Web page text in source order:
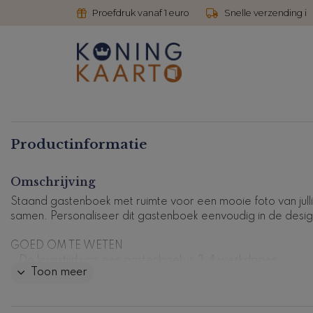
Proefdruk vanaf 1 euro Snelle verzending i
Productinformatie
Omschrijving
Staand gastenboek met ruimte voor een mooie foto van
samen. Personaliseer dit gastenboek eenvoudig in de
GOED OM TE WETEN
- Dit gastenboek heeft 36 bladen, dus 72 zijden om te
Toon meer